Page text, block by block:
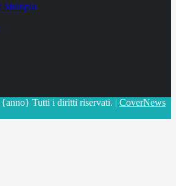
Multipla
Tutti i diritti riservati. | CoverNews